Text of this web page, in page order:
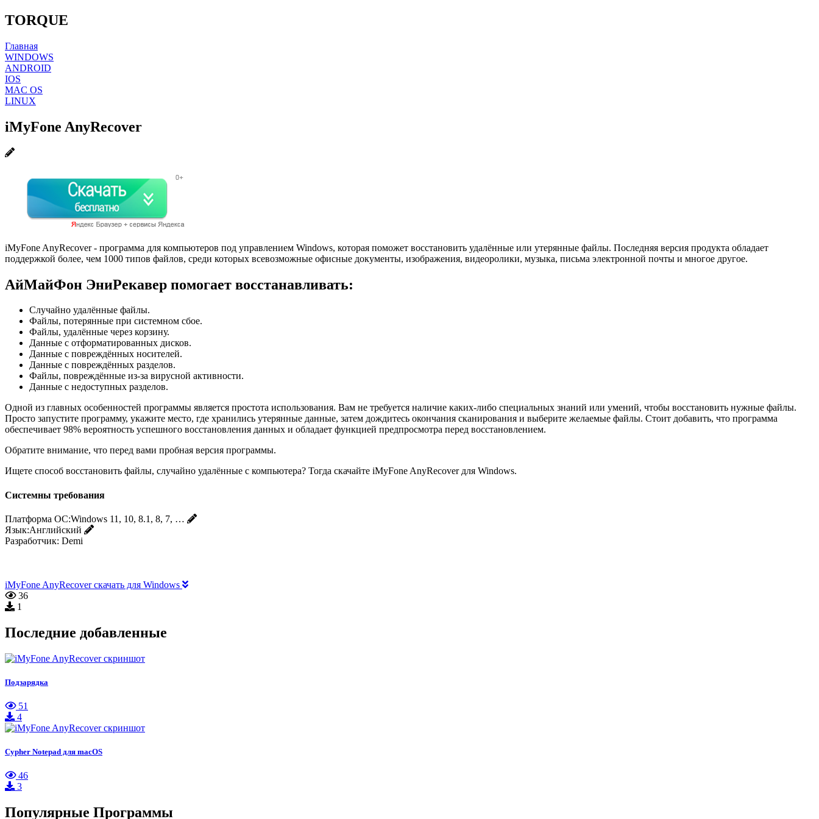
TORQUE
Главная
WINDOWS
ANDROID
IOS
MAC OS
LINUX
iMyFone AnyRecover
iMyFone AnyRecover - программа для компьютеров под управлением Windows, которая поможет восстановить удалённые или утерянные файлы. Последняя версия продукта обладает
поддержкой более, чем 1000 типов файлов, среди которых всевозможные офисные документы, изображения, видеоролики, музыка, письма электронной почты и многое другое.
АйМайФон ЭниРекавер помогает восстанавливать:
Случайно удалённые файлы.
Файлы, потерянные при системном сбое.
Файлы, удалённые через корзину.
Данные с отформатированных дисков.
Данные с повреждённых носителей.
Данные с повреждённых разделов.
Файлы, повреждённые из-за вирусной активности.
Данные с недоступных разделов.
Одной из главных особенностей программы является простота использования. Вам не требуется наличие каких-либо специальных знаний или умений, чтобы восстановить нужные файлы.
Просто запустите программу, укажите место, где хранились утерянные данные, затем дождитесь окончания сканирования и выберите желаемые файлы. Стоит добавить, что программа
обеспечивает 98% вероятность успешного восстановления данных и обладает функцией предпросмотра перед восстановлением.
Обратите внимание, что перед вами пробная версия программы.
Ищете способ восстановить файлы, случайно удалённые с компьютера? Тогда скачайте iMyFone AnyRecover для Windows.
Системны требования
Платформа ОС:Windows 11, 10, 8.1, 8, 7, …
Язык:Английский
Разработчик: Demi
iMyFone AnyRecover скачать для Windows
36
1
Последние добавленные
Подзарядка
51
4
Cypher Notepad для macOS
46
3
Популярные Программы